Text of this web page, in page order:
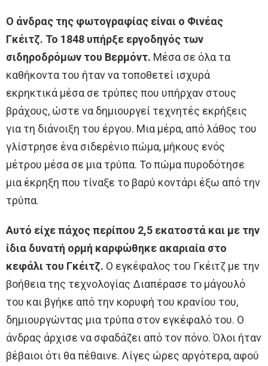
Ο άνδρας της φωτογραφίας είναι ο Φινέας
Γκέιτζ. To 1848 υπήρξε εργοδηγός των
σιδηροδρόμων του Βερμόντ. Μέσα σε όλα τα
καθήκοντα του ήταν να τοποθετεί ισχυρά
εκρηκτικά μέσα σε τρύπες που υπήρχαν στους
βράχους, ώστε να δημιουργεί τεχνητές εκρήξεις
για τη διάνοιξη του έργου. Μια μέρα, από λάθος του
γλίστρησε ένα σιδερένιο πώμα, μήκους ενός
μέτρου μέσα σε μια τρύπα. Το πώμα πυροδότησε
μια έκρηξη που τίναξε το βαρύ κοντάρι έξω από την
τρύπα.
Αυτό είχε πάχος περίπου 2,5 εκατοστά και με την
ίδια δυνατή ορμή καρφώθηκε ακαριαία στο
κεφάλι του Γκέιτζ. Ο εγκέφαλος του Γκέιτζ με την
βοήθεια της τεχνολογίας Διαπέρασε το μάγουλό
του και βγήκε από την κορυφή του κρανίου του,
δημιουργώντας μια τρύπα στον εγκέφαλό του. Ο
άνδρας άρχισε να σφαδάζει από τον πόνο. Όλοι ήταν
βέβαιοι ότι θα πέθαινε. Λίγες ώρες αργότερα, αφού